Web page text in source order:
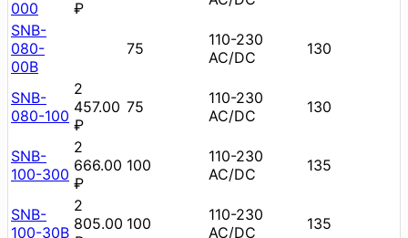
000
₽
SNB-
080-
00B
75
110-230
AC/DC
130
SNB-
080-100
2
457.00
₽
75
110-230
AC/DC
130
SNB-
100-300
2
666.00
₽
100
110-230
AC/DC
135
SNB-
100-30B
2
805.00 100
110-230
AC/DC
135